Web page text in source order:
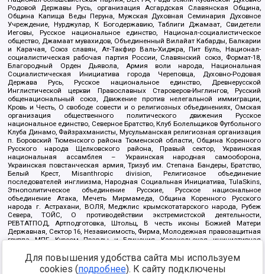
Родовой Державы Русь, организация Асгардская Славянская Община,
Община Капища Веды Перуна, Мужская Духовная Семинария Духовное
Учреждение, Нурджулар, К Богодержавию, Таблиги Джамаат, Свидетели
Иеговы, Русское национальное единство, Национал-социалистическое
общество, Джамаат мувахидов, Объединенный Вилайат Кабарды, Балкарии
и Карачая, Союз славян, Ат-Такфир Валь-Хиджра, Пит Буль, Национал-
социалистическая рабочая партия России, Славянский союз, Формат-18,
Благородный Орден Дьявола, Армия воли народа, Национальная
Социалистическая Инициатива города Череповца, Духовно-Родовая
Держава Русь, Русское национальное единство, Древнерусской
Инглистической церкви Православных Староверов-Инглингов, Русский
общенациональный союз, Движение против нелегальной иммиграции,
Кровь и Честь, О свободе совести и о религиозных объединениях, Омская
организация общественного политического движения Русское
национальное единство, Северное Братство, Клуб Болельщиков Футбольного
Клуба Динамо, Файзрахманисты, Мусульманская религиозная организация
п. Боровский Тюменского района Тюменской области, Община Коренного
Русского народа Щелковского района, Правый сектор, Украинская
национальная ассамблея – Украинская народная самооборона,
Украинская повстанческая армия, Тризуб им. Степана Бандеры, Братство,
Белый Крест, Misanthropic division, Религиозное объединение
последователей инглиизма, Народная Социальная Инициатива, TulaSkins,
Этнополитическое объединение Русские, Русское национальное
объединение Атака, Мечеть Мирмамеда, Община Коренного Русского
народа г. Астрахани, ВОЛЯ, Меджлис крымскотатарского народа, Рубеж
Севера, ТОЙС, О противодействии экстремистской деятельности,
РЕВТАТПОД, Артподготовка, Штольц, В честь иконы Божией Матери
Державная, Сектор 16, Независимость, Фирма, Молодежная правозащитная
группа МПГ, Курсом Правды и Единения, Каракольская инициативная
Благотворительный пансионат Ак Умут, Русская республика Русь,
Арестантское уголовное единство, Башкорт, Нация и свобода, W.H.С., Фалунь
Для повышения удобства сайта мы используем
cookies (подробнее). К сайту подключены